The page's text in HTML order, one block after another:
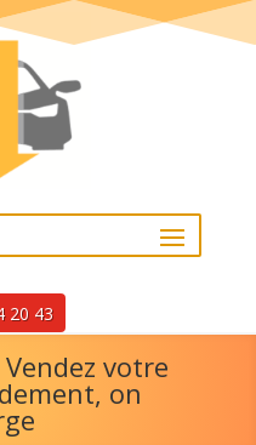
20 43
votre
on